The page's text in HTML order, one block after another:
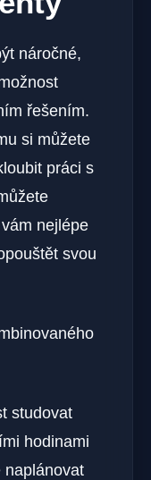
náročné,
řešením.
si můžete
práci s
nejlépe
svou
studovat
hodinami
naplánovat